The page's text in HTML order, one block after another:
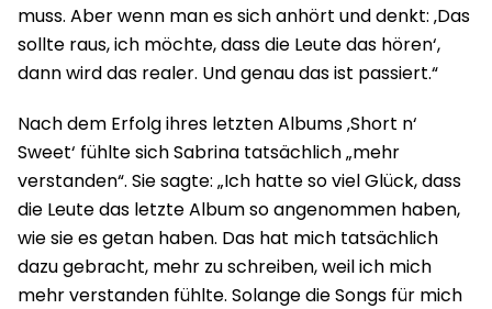
muss. Aber wenn man es sich anhört und denkt: ‚Das
sollte raus, ich möchte, dass die Leute das hören‘,
dann wird das realer. Und genau das ist passiert.“
Nach dem Erfolg ihres letzten Albums ‚Short n‘
Sweet‘ fühlte sich Sabrina tatsächlich „mehr
verstanden“. Sie sagte: „Ich hatte so viel Glück, dass
die Leute das letzte Album so angenommen haben,
wie sie es getan haben. Das hat mich tatsächlich
dazu gebracht, mehr zu schreiben, weil ich mich
mehr verstanden fühlte. Solange die Songs für mich